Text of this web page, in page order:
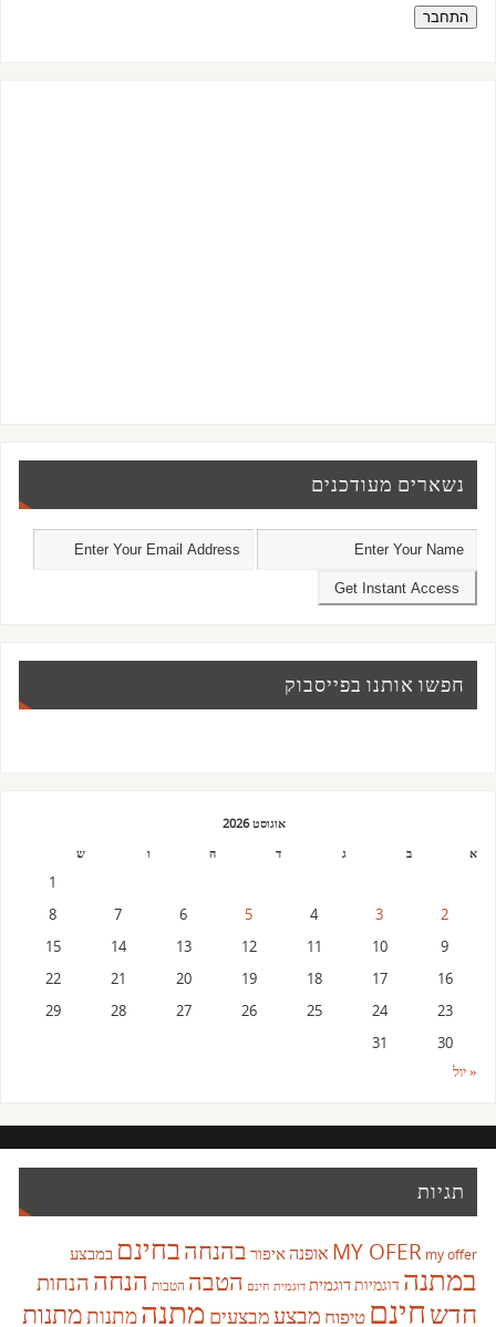
התחבר
נשארים מעודכנים
חפשו אותנו בפייסבוק
אוגוסט 2026
א
ב ג ד ה ו ש
1
2
3
4
5
6
7
8
9
10
11
12
13
14
15
16
17
18
19
20
21
22
23
24
25
26
27
28
29
30
31
« יול
תגיות
MY OFER my offer אופנהאיפור בהנחהבחינם במבצע
במתנה דוגמיותדוגמית דוגמית חינם הטבה הטבות הנחה הנחות
חדשחינם טיפוח מבצעמבצעים מתנהמתנותמתנות